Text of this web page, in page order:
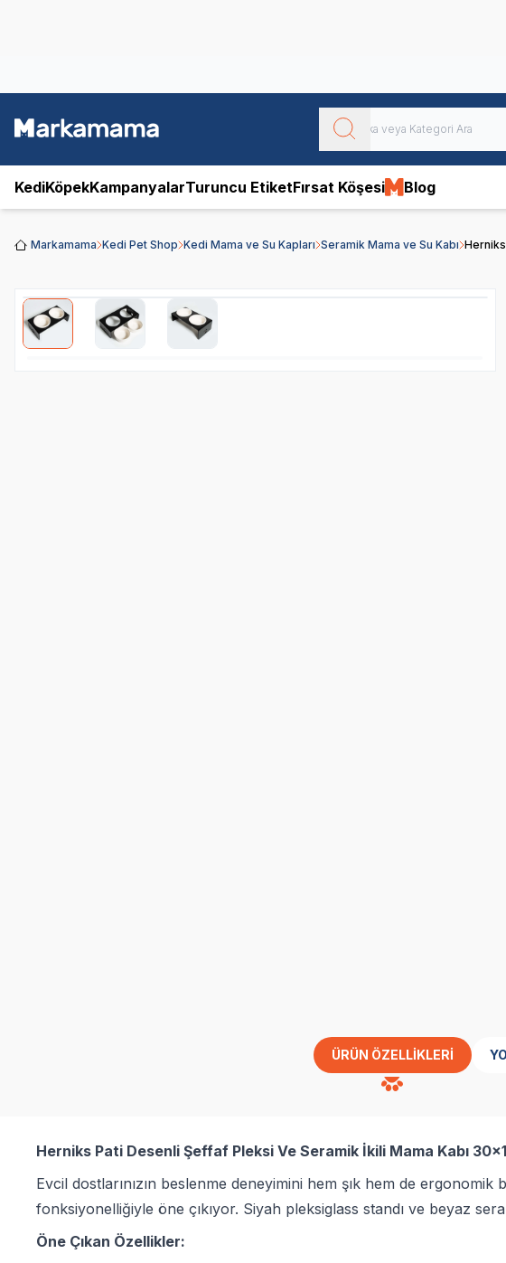
KediKöpekKampanyalarTuruncu EtiketFırsat Köşesi Blog
Markamama Kedi Pet Shop Kedi Mama ve Su Kapları Seramik Mama ve Su Kabı
ÜRÜN ÖZELLIKLERI
Herniks Pati Desenli Şeffaf Pleksi Ve Seramik İkili Mama Kabı
Evcil dostlarınızın beslenme deneyimini hem şık hem de ergonomik
fonksiyonelliğiyle öne çıkıyor. Siyah pleksiglass standı ve beyaz
Öne Çıkan Özellikler: